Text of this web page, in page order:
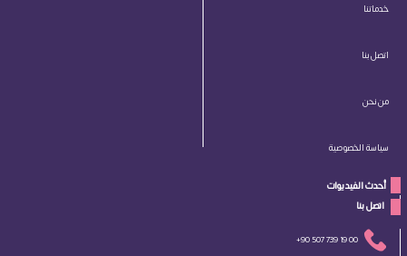
خدماتنا
اتصل بنا
من نحن
سياسة الخصوصية
أحدث الفيديوات
اتصل بنا
+90 507 739 19 00